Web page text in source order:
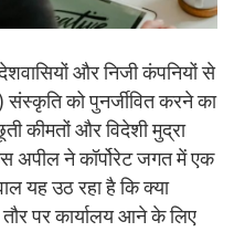
और निजी कंपनियों से
संस्कृति को पुनर्जीवित करने का
कीमतों और विदेशी मुद्रा
अपील ने कॉर्पोरेट जगत में एक
यह उठ रहा है कि क्या
तौर पर कार्यालय आने के लिए